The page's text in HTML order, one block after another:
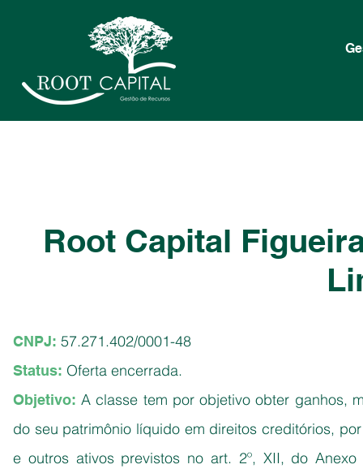
Root Capital
CNPJ: 57.271.402/0001-48
Status: Oferta encerrada.
Objetivo: A classe tem por objetivo obter ganhos,
do seu patrimônio líquido em direitos creditórios,
e outros ativos previstos no art. 2º, XII, do